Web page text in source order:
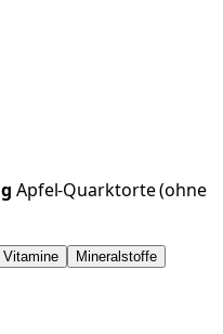
g Apfel-Quarktorte (ohne
Vitamine Mineralstoffe